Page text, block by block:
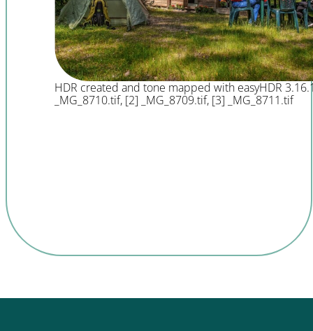
HDR created and tone mapped with easyHDR
_MG_8710.tif, [2] _MG_8709.tif, [3] _MG_8711.tif